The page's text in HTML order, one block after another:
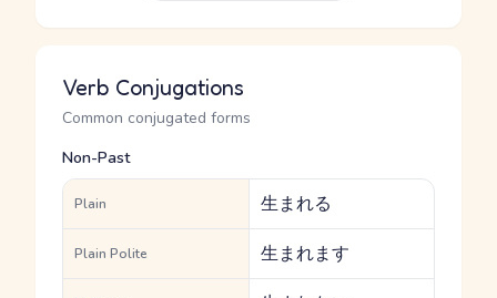
Verb Conjugations
Common conjugated forms
Non-Past
Plain 生まれる
Plain Polite 生まれます